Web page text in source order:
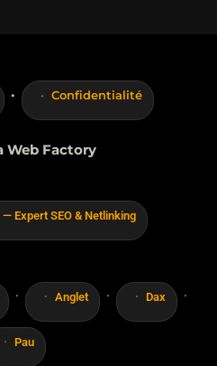
· Confidentialité
Web Factory
Expert SEO & Netlinking
· Anglet · Dax ·
Pau